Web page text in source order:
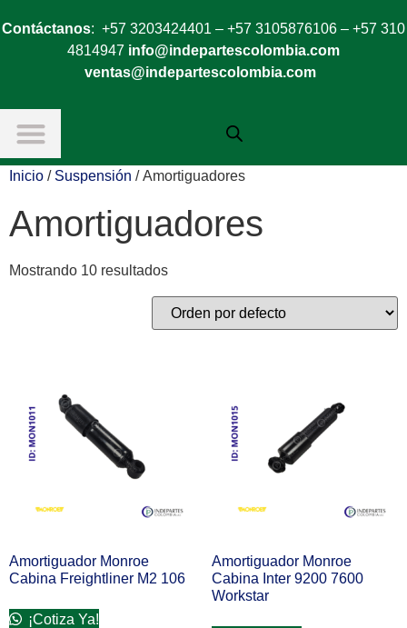
Contáctanos: +57 3203424401 – +57 3105876106 – +57 310
4814947 info@indepartescolombia.com
ventas@indepartescolombia.com
Inicio / Suspensión / Amortiguadores
Amortiguadores
Mostrando 10 resultados
Amortiguador Monroe
Cabina Freightliner M2 106
¡Cotiza Ya!
Amortiguador Monroe
Cabina Inter 9200 7600
Workstar